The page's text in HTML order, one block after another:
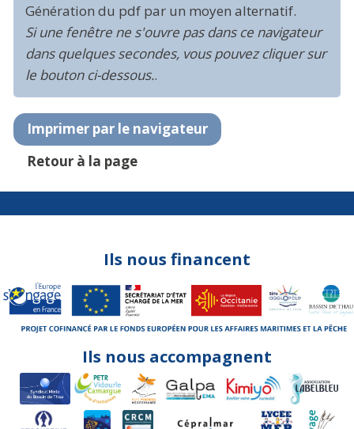
Génération du pdf par un moyen alternatif.
Si une fenêtre ne s'ouvre pas dans ce navigateur
dans quelques secondes, vous pouvez cliquer sur
le bouton ci-dessous..
Imprimer par le navigateur
Retour à la page
Ils nous financent
Ils nous accompagnent